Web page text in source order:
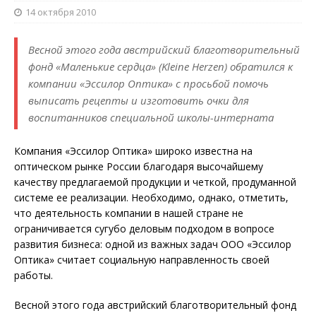
14 октября 2010
Весной этого года австрийский благотворительный
фонд «Маленькие сердца» (Kleine Herzen) обратился к
компании «Эссилор Оптика» с просьбой помочь
выписать рецепты и изготовить очки для
воспитанников специальной школы-интерната
Компания «Эссилор Оптика» широко известна на
оптическом рынке России благодаря высочайшему
качеству предлагаемой продукции и четкой, продуманной
системе ее реализации. Необходимо, однако, отметить,
что деятельность компании в нашей стране не
ограничивается сугубо деловым подходом в вопросе
развития бизнеса: одной из важных задач ООО «Эссилор
Оптика» считает социальную направленность своей
работы.
Весной этого года австрийский благотворительный фонд